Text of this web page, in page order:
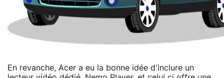
En revanche, Acer a eu la bonne idée d'inclure un